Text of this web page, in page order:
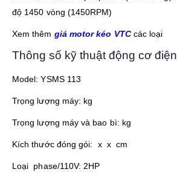
độ 1450 vòng (1450RPM)
Xem thêm giá motor kéo VTCcác loại
Thông số kỹ thuật động cơ
Model: YSMS 113
Trọng lượng máy: kg
Trọng lượng máy và bao bì: kg
Kích thước đóng gói: x x cm
Loại phase/110V: 2HP